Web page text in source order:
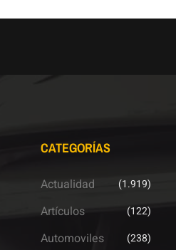
CATEGORÍAS
Actualidad (1.919)
Artículos (122)
Automoviles (238)